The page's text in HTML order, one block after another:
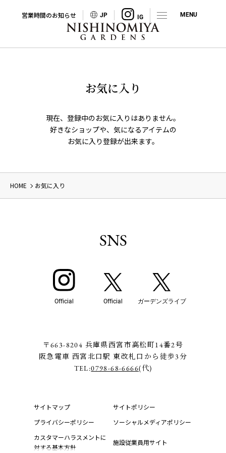
営業時間のお知らせ JP
お気に入り
現在、登録中のお気に入りはありません。
好きなショップや、気になるアイテムの
お気に入り登録が出来ます。
HOME お気に入り
SNS
Official Official ガーデンズライブ
〒663-8204 兵庫県西宮市高松町14番2号
阪急電車 西宮北口駅 東改札口から徒歩3分
TEL:0798-68-6666(代)
サイトマップ
サイトポリシー
プライバシーポリシー
ソーシャルメディアポリシー
カスタマーハラスメントに
対する基本方針
施設従業員用サイト